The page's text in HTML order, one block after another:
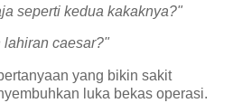
seperti kedua kakaknya?"
lahiran caesar?"
yang bikin sakit
luka bekas operasi.